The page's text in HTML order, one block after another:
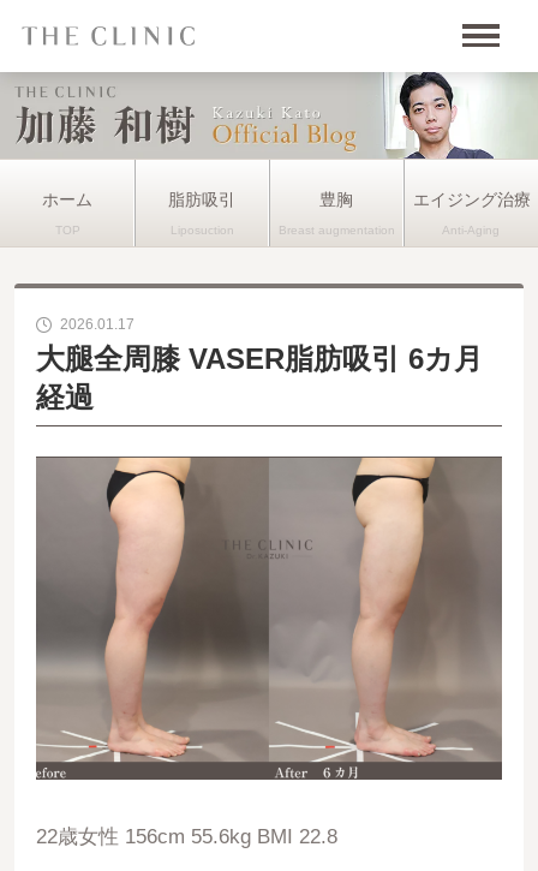
ホーム 脂肪吸引 豊胸 エイジング治療
2026.01.17
大腿全周膝 VASER脂肪吸引 6カ月
経過
22歳女性 156cm 55.6kg BMI 22.8